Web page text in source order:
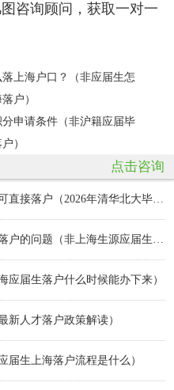
咨询顾问，获取一对一
上海户口？（非应届生怎
户）
申请条件（非沪籍应届毕
）
点击咨询
应届生落户什么时候能办下来）
新人才落户政策解读）
届生上海落户流程是什么）